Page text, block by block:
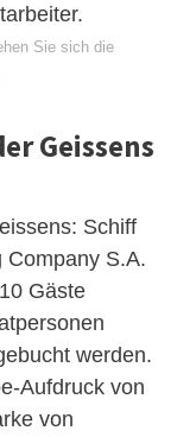
Sie sich die
Geissens
Schiff
Company S.A.
Gäste
werden.
Aufdruck von
von